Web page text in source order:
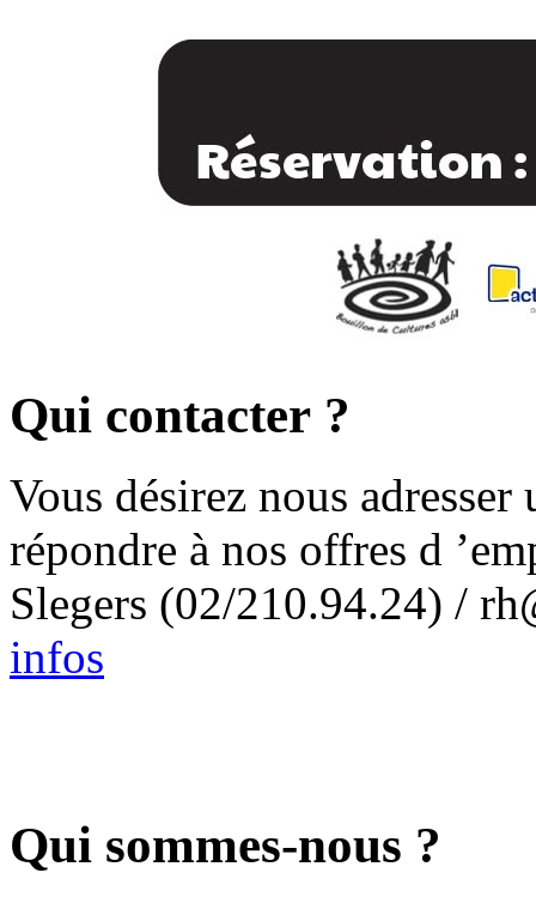
Qui contacter ?
Vous désirez nous
répondre à nos offres d
Slegers (02/210.94.24) /
infos
Qui sommes-nous ?